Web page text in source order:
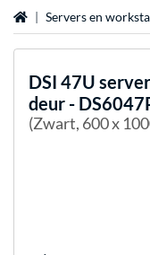
HomeServers en
DSI 47U
deur -
(Zwart, 600 x